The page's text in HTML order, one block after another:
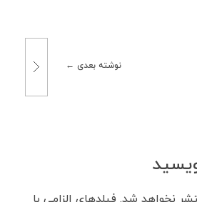
نوشته بعدی